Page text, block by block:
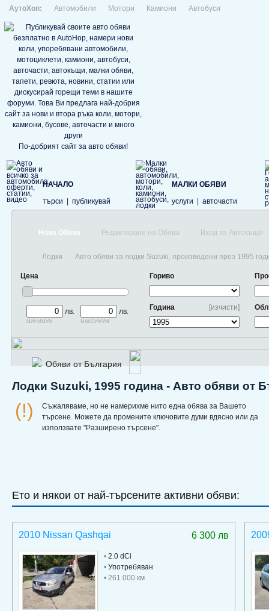
АутоХоп: Автомобили Мотори Камиони Автобуси
По-добрият сайт за авто обяви!
НАЧАЛО
търси
публикувай
МАЛКИ ОБЯВИ
услуги
авточасти
Нова Обява Редактиране на Обява Вход за Автокъщи
Лодки Авто обяви за лодки Suzuki, произведени през 1995
Цена
лв.
минимум
лв.
максимум
Гориво
[изчисти]
Година
Обяви от България
Лодки Suzuki, 1995 година - Авто обяви от
(!)
Съжаляваме, но не намерихме нито една обява за Вашето
търсене. Можете да промените ключовите думи вдясно или да
използвате "Разширено търсене".
Ето и някои от най-търсените активни обяви:
6 300 лв
2010 Nissan Qashqai
• 2.0 dCi
• Употребяван
• 261 000 км